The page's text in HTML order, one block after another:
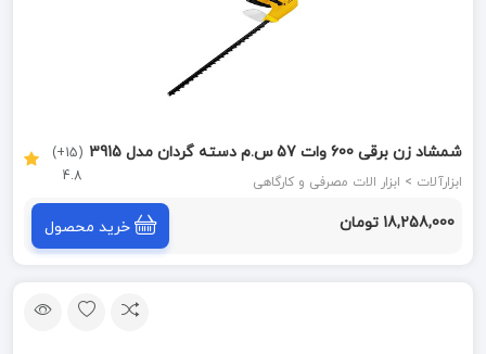
شمشاد زن برقی 600 وات 57 س.م دسته گردان مدل 3915
کنزاکس KENZAX
ابزارآلات > ابزار الات مصرفی و کارگاهی
(15+)
4.8
18,258,000 تومان خرید محصول